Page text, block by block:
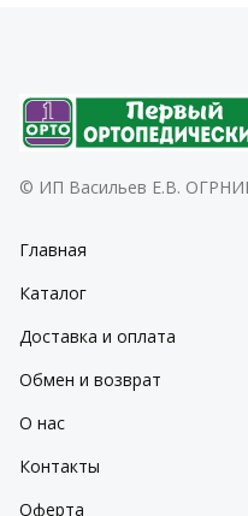
© ИП Васильев Е.В.
Главная
Каталог
Доставка и оплата
Обмен и возврат
О нас
Контакты
Оферта